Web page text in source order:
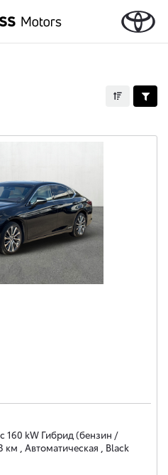
160 kW Гибрид (бензин /
км , Автоматическая , Black